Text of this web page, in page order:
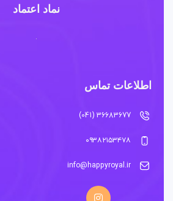
نماد اعتماد
اطلاعات تماس
36683677 (041)
۰۹۳۸۲۱۵۳۴۷۸
info@happyroyal.ir